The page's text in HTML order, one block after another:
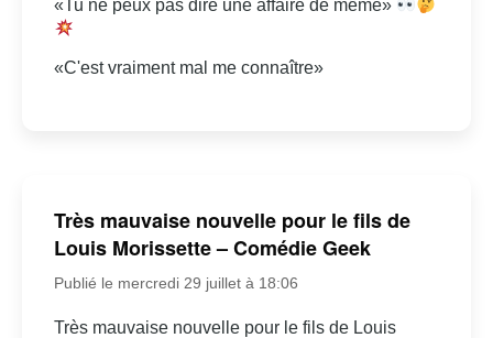
«Tu ne peux pas dire une affaire de même»
«C'est vraiment mal me connaître»
Très mauvaise nouvelle pour le fils de
Louis Morissette – Comédie Geek
Publié le mercredi 29 juillet à 18:06
Très mauvaise nouvelle pour le fils de Louis